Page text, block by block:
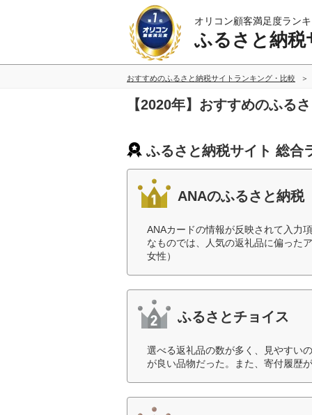
オリコン顧客満足度ラン
ふるさと納税
おすすめのふるさと納税サイトランキング・比較
【2020年】おすすめのふる
ふるさと納税サイト 総合
ANAのふるさと納税
ANAカードの情報が反映されて入力
なものでは、人気の返礼品に偏った
女性）
ふるさとチョイス
選べる返礼品の数が多く、見やすい
が良い品物だった。また、寄付履歴